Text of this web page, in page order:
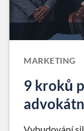
MARKETING
9 kroků